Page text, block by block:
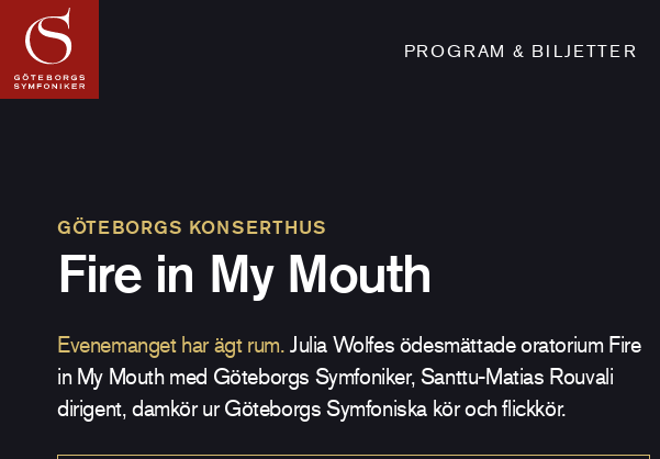
PROGRAM & BILJETTER
GÖTEBORGS KONSERTHUS
Fire in My Mouth
Evenemanget har ägt rum. Julia Wolfes ödesmättade oratorium Fire
in My Mouth med Göteborgs Symfoniker, Santtu-Matias Rouvali
dirigent, damkör ur Göteborgs Symfoniska kör och flickkör.